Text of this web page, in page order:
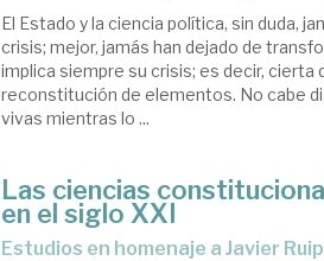
El Estado y la ciencia política, sin duda,
crisis; mejor, jamás han dejado de
implica siempre su crisis; es decir, cierta
reconstitución de elementos. No cabe
vivas mientras lo ...
Las ciencias
en el siglo XXI
estudios en homenaje a Javier